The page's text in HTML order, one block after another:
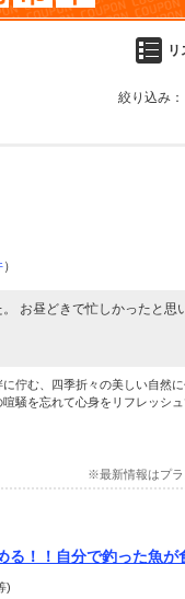
リ
絞り込み：
）
お昼どきで忙しかったと思
佇む、四季折々の美しい自然
騒を忘れて心身をリフレッシュ
※最新情報はプラ
る！！自分で釣った魚が
)